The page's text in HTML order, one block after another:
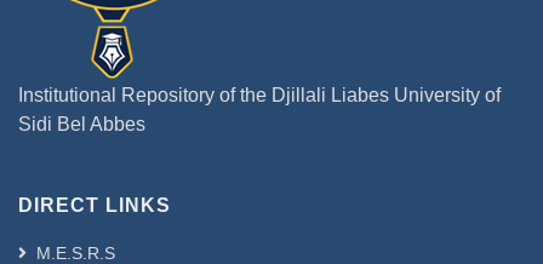
Institutional Repository of the Djillali Liabes University of
Sidi Bel Abbes
DIRECT LINKS
M.E.S.R.S